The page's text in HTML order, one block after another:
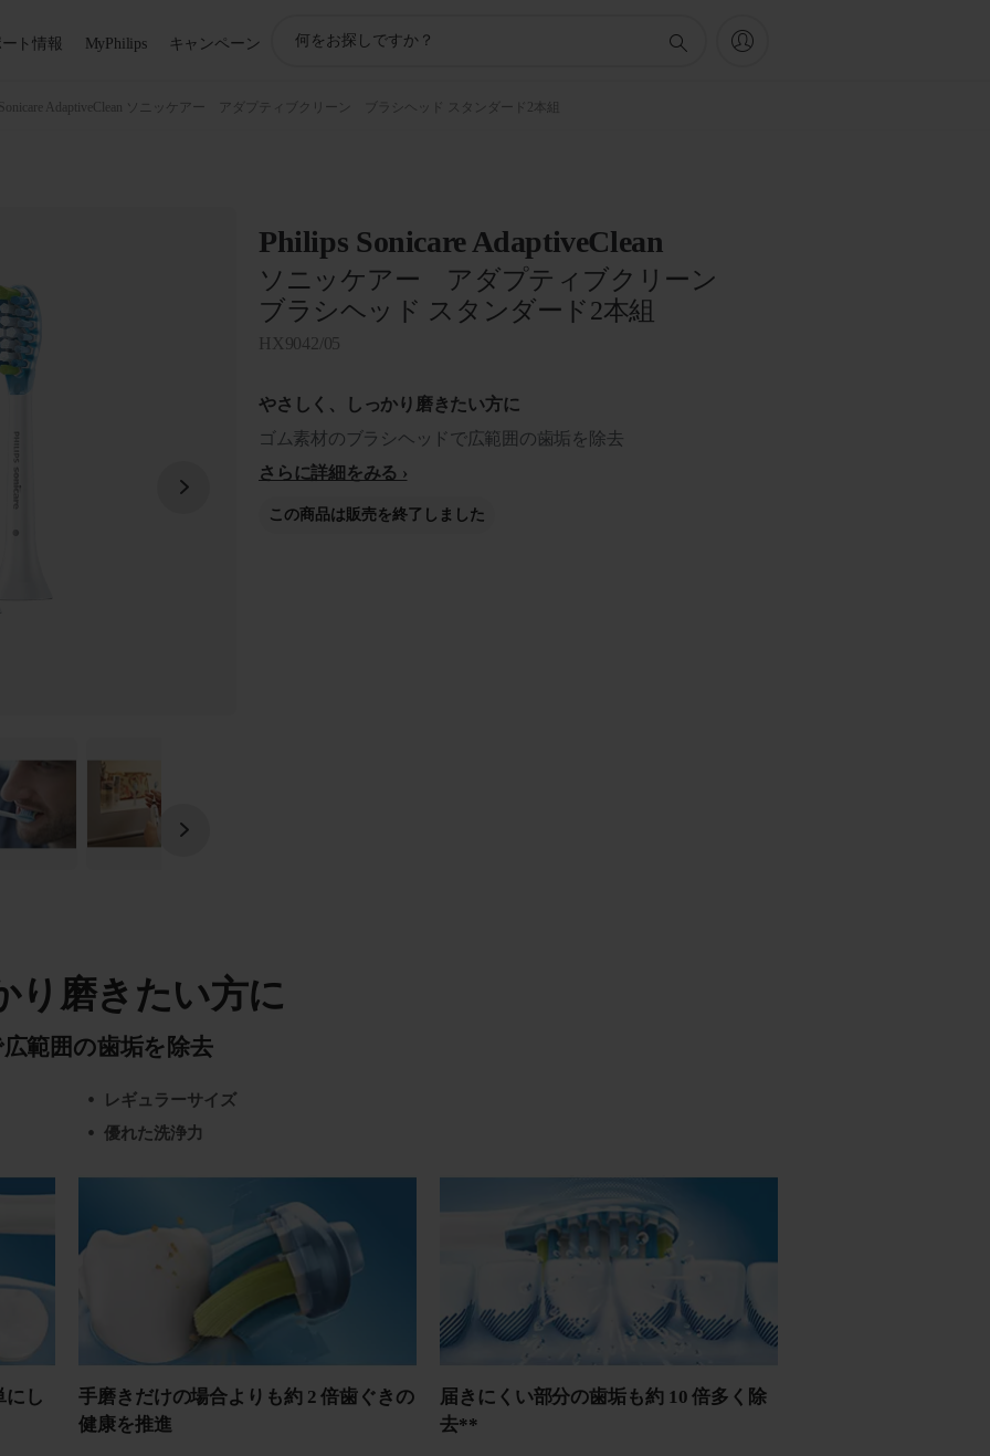
ト情報 MyPhilips キャンペーン
索
AdaptiveClean ソニッケアー アダプティブクリーン ブラシヘッド スタンダード2本組
Philips Sonicare AdaptiveClean
ソニッケアー アダプティブクリーン
ブラシヘッド スタンダード2本組
HX9042/05
やさしく、しっかり磨きたい方に
ゴム素材のブラシヘッドで広範囲の歯垢を除去
さらに詳細をみる
この商品は販売を終了しました
り磨きたい方に
範囲の歯垢を除去
レギュラーサイズ
優れた洗浄力
にし
手磨きだけの場合よりも約 2 倍歯ぐきの
健康を推進
届きにくい部分の歯垢も約 10 倍多く除
去**